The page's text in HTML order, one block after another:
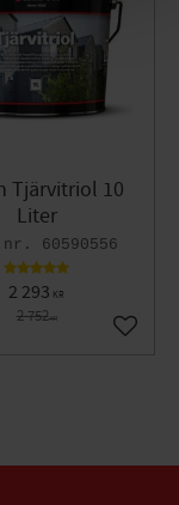
Tjärvitriol 10
Liter
60590556
2 293 KR
2 752KR
Lägg